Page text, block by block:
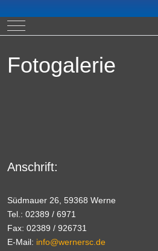
Mobile Menu Toggle
Fotogalerie
Anschrift:
Südmauer 26, 59368 Werne
Tel.: 02389 / 6971
Fax: 02389 / 926731
E-Mail: info@wernersc.de